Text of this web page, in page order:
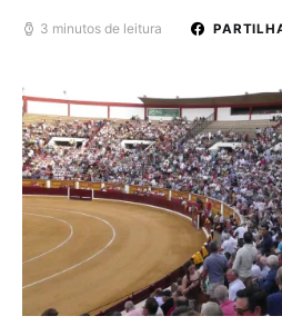
3 minutos de leitura